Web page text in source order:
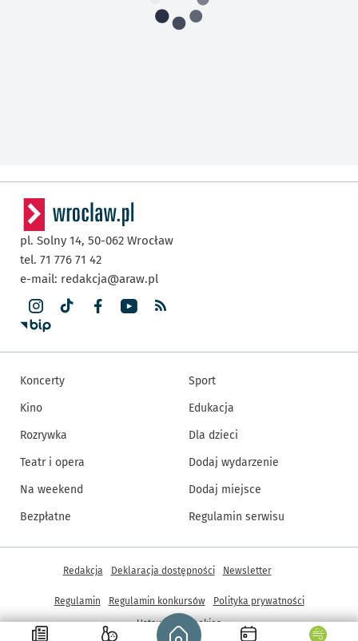
Strona główna - wroclaw.pl
pl. Solny 14, 50-062 Wrocław
tel. 71 776 71 42
e-mail: redakcja@araw.pl
Koncerty
Kino
Rozrywka
Teatr i opera
Na weekend
Bezpłatne
Sport
Edukacja
Dla dzieci
Dodaj wydarzenie
Dodaj miejsce
Regulamin serwisu
Inne informacje
Redakcja Deklaracja dostępności Newsletter
Regulamin Regulamin konkursów
Polityka prywatności
Ustawienia cookies